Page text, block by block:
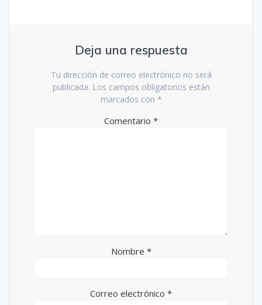
Deja una respuesta
Tu dirección de correo electrónico no será
publicada. Los campos obligatorios están
marcados con *
Comentario *
Nombre *
Correo electrónico *